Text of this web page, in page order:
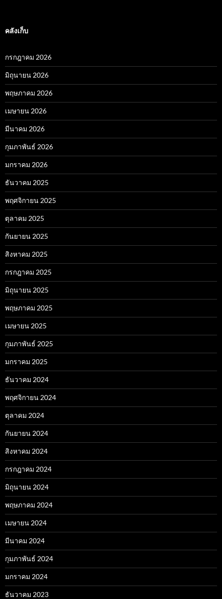
คลังเก็บ
กรกฎาคม 2026
มิถุนายน 2026
พฤษภาคม 2026
เมษายน 2026
มีนาคม 2026
กุมภาพันธ์ 2026
มกราคม 2026
ธันวาคม 2025
พฤศจิกายน 2025
ตุลาคม 2025
กันยายน 2025
สิงหาคม 2025
กรกฎาคม 2025
มิถุนายน 2025
พฤษภาคม 2025
เมษายน 2025
กุมภาพันธ์ 2025
มกราคม 2025
ธันวาคม 2024
พฤศจิกายน 2024
ตุลาคม 2024
กันยายน 2024
สิงหาคม 2024
กรกฎาคม 2024
มิถุนายน 2024
พฤษภาคม 2024
เมษายน 2024
มีนาคม 2024
กุมภาพันธ์ 2024
มกราคม 2024
ธันวาคม 2023